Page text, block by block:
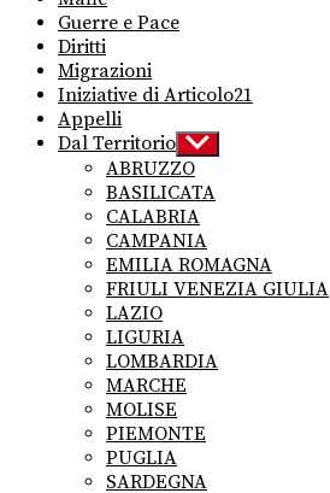
Guerre e Pace
Diritti
Migrazioni
Iniziative di Articolo21
Appelli
Dal Territorio Show
sub
menu
ABRUZZO
BASILICATA
CALABRIA
CAMPANIA
EMILIA ROMAGNA
FRIULI VENEZIA GIULIA
LAZIO
LIGURIA
LOMBARDIA
MARCHE
MOLISE
PIEMONTE
PUGLIA
SARDEGNA